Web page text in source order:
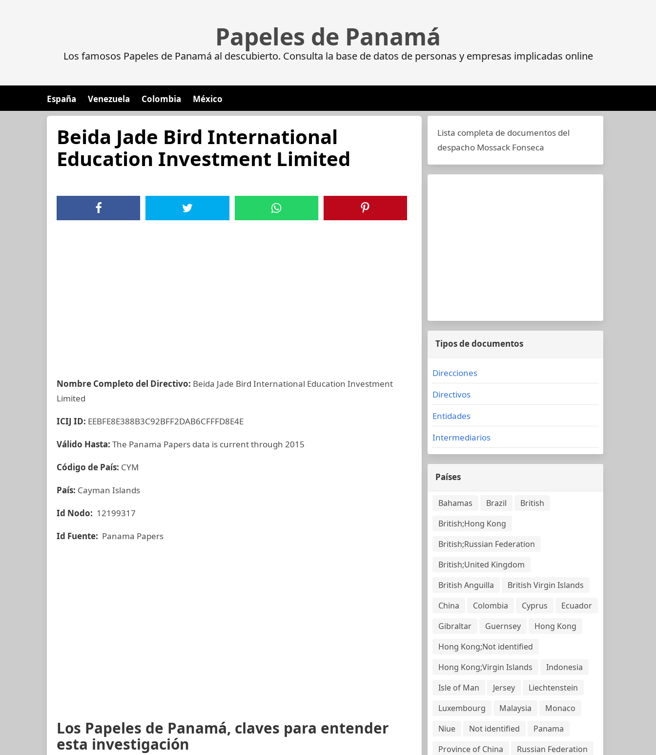
Papeles de Panamá
Los famosos Papeles de Panamá al descubierto. Consulta la base de datos de personas y empresas implicadas online
España Venezuela Colombia México
Beida Jade Bird International
Education Investment Limited
Nombre Completo del Directivo: Beida Jade Bird International Education Investment
Limited
ICIJ ID: EEBFE8E388B3C92BFF2DAB6CFFFD8E4E
Válido Hasta: The Panama Papers data is current through 2015
Código de País: CYM
País: Cayman Islands
Id Nodo: 12199317
Id Fuente: Panama Papers
Los Papeles de Panamá, claves para entender
esta investigación
Lista completa de documentos del
despacho Mossack Fonseca
Tipos de documentos
Direcciones
Directivos
Entidades
Intermediarios
Países
Bahamas Brazil
British
British;Hong Kong
British;Russian Federation
British;United Kingdom
British Anguilla
British Virgin Islands
China
Colombia Cyprus
Ecuador
Gibraltar
Guernsey
Hong Kong
Hong Kong;Not identified
Hong Kong;Virgin Islands
Indonesia
Isle of Man
Jersey
Liechtenstein
Luxembourg
Malaysia
Monaco
Niue
Not identified
Panama
Province of China
Russian Federation